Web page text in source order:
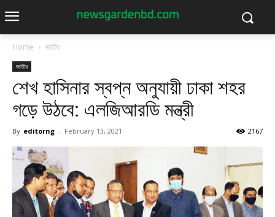
Home জাতীয়
জাতীয়
শেখ হাসিনার স্বপ্ন অনুযায়ী ঢাকা শহর
গড়ে উঠবে: এলজিআরডি মন্ত্রী
By editorng - February 13, 2021 2167